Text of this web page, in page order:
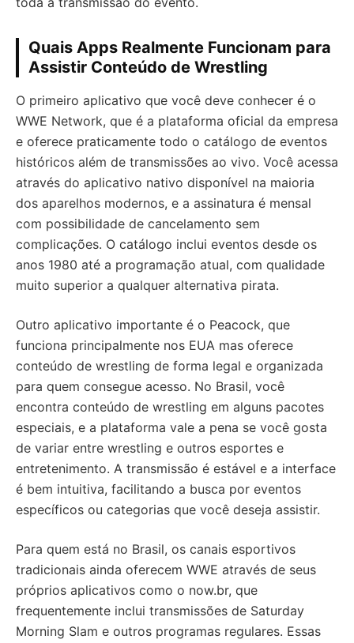
Quais Apps Realmente Funcionam para
Assistir Conteúdo de Wrestling
O primeiro aplicativo que você deve conhecer é o
WWE Network, que é a plataforma oficial da empresa
e oferece praticamente todo o catálogo de eventos
históricos além de transmissões ao vivo. Você acessa
através do aplicativo nativo disponível na maioria
dos aparelhos modernos, e a assinatura é mensal
com possibilidade de cancelamento sem
complicações. O catálogo inclui eventos desde os
anos 1980 até a programação atual, com qualidade
muito superior a qualquer alternativa pirata.
Outro aplicativo importante é o Peacock, que
funciona principalmente nos EUA mas oferece
conteúdo de wrestling de forma legal e organizada
para quem consegue acesso. No Brasil, você
encontra conteúdo de wrestling em alguns pacotes
especiais, e a plataforma vale a pena se você gosta
de variar entre wrestling e outros esportes e
entretenimento. A transmissão é estável e a interface
é bem intuitiva, facilitando a busca por eventos
específicos ou categorias que você deseja assistir.
Para quem está no Brasil, os canais esportivos
tradicionais ainda oferecem WWE através de seus
próprios aplicativos como o now.br, que
frequentemente inclui transmissões de Saturday
Morning Slam e outros programas regulares. Essas